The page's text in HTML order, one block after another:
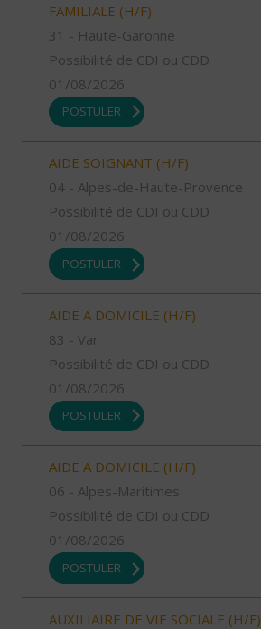
FAMILIALE (H/F)
31 - Haute-Garonne
Possibilité de CDI ou CDD
01/08/2026
POSTULER
AIDE SOIGNANT (H/F)
04 - Alpes-de-Haute-Provence
Possibilité de CDI ou CDD
01/08/2026
POSTULER
AIDE A DOMICILE (H/F)
83 - Var
Possibilité de CDI ou CDD
01/08/2026
POSTULER
AIDE A DOMICILE (H/F)
06 - Alpes-Maritimes
Possibilité de CDI ou CDD
01/08/2026
POSTULER
AUXILIAIRE DE VIE SOCIALE (H/F)